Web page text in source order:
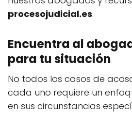
procesojudicial.es.
Encuentra al
para tu situación
No todos los casos de
cada uno requiere un
en sus circunstancias